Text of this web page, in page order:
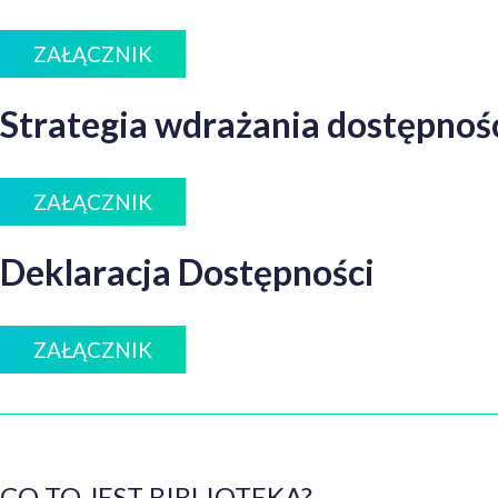
ZAŁĄCZNIK
Strategia wdrażania
ZAŁĄCZNIK
Deklaracja Dostępności
ZAŁĄCZNIK